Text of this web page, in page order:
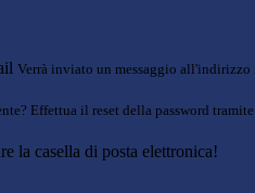
Verrà inviato un messaggio
Effettua il reset della password
la casella di posta elettronica!